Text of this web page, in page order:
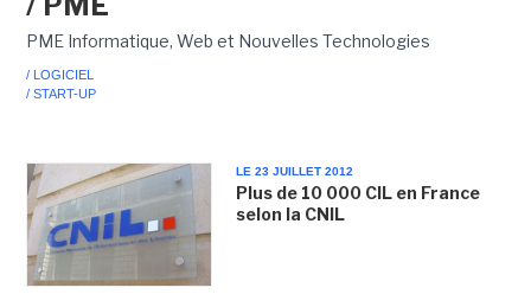
PME Informatique, Web et Nouvelles Technologies
/ LOGICIEL
/ START-UP
LE 23 JUILLET 2012
Plus de 10 000 CIL en France
selon la CNIL